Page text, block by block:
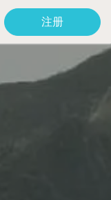
注册